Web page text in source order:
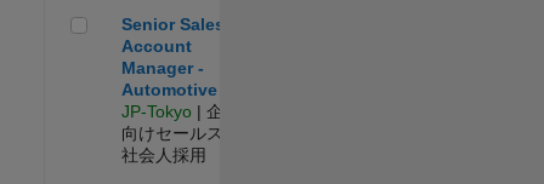
Senior Sales Account Manager - Automotive
Senior Sales
Account
Manager -
Automotive
JP-Tokyo | 企業
向けセールス |
社会人採用